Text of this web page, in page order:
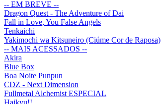
-- EM BREVE --
Dragon Quest - The Adventure of Dai
Fall in Love, You False Angels
Tenkaichi
Yakimochi wa Kitsuneiro (Ciúme Cor de Raposa)
-- MAIS ACESSADOS --
Akira
Blue Box
Boa Noite Punpun
CDZ - Next Dimension
Fullmetal Alchemist ESPECIAL
Haikyu!!